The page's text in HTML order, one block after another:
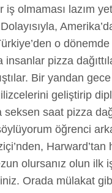
iş olmaması lazım
o
pizza
Bir yandan
geliştirip
seksen saat pizza
öğrenci
Harward’tan
olursanız olun ilk
Orada mülakat